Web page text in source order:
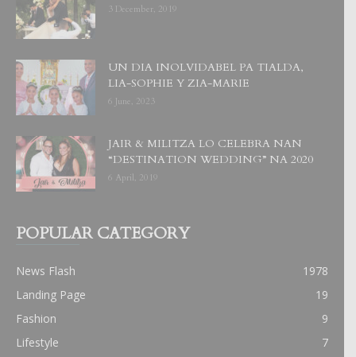
3 December, 2019
UN DIA INOLVIDABEL PA TIALDA,
LIA-SOPHIE Y ZIA-MARIE
6 June, 2023
JAIR & MILITZA LO CELEBRA NAN
“DESTINATION WEDDING” NA 2020
6 April, 2019
POPULAR CATEGORY
News Flash
1978
Landing Page
19
Fashion
9
Lifestyle
7